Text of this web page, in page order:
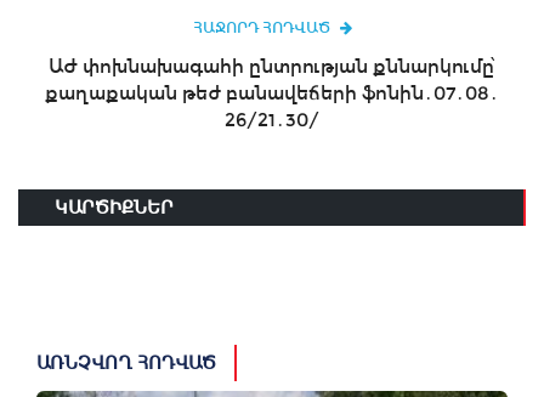
ՀԱՋՈՐԴ ՀՈԴՎԱԾ
ԱԺ փոխնախագահի ընտրության քննարկումը՝
քաղաքական թեժ բանավեճերի ֆոնին․07․08․
26/21․30/
ԿԱՐԾԻՔՆԵՐ
ԱՌՆՉՎՈՂ ՀՈԴՎԱԾ